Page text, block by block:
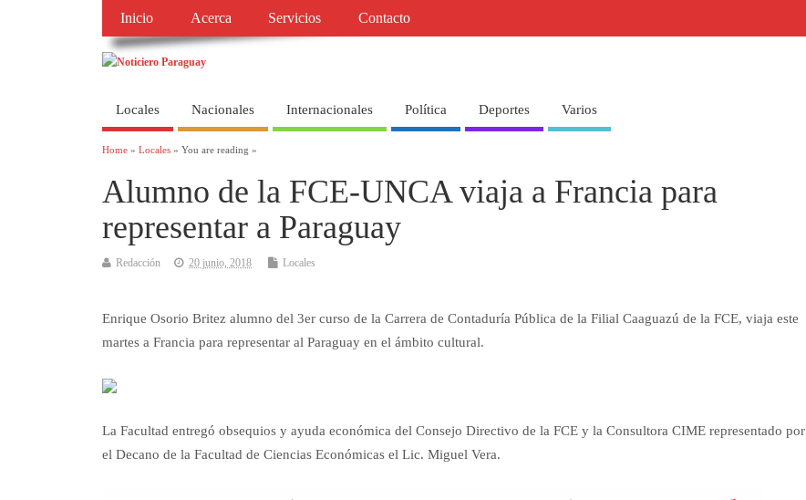
Inicio Acerca Servicios Contacto
Locales Nacionales Internacionales Política Deportes Varios
Home » Locales » You are reading »
Alumno de la FCE-UNCA viaja a Francia para
representar a Paraguay
Redacción 20 junio, 2018 Locales
Enrique Osorio Britez alumno del 3er curso de la Carrera de Contaduría Pública de la Filial Caaguazú de la FCE, viaja este
martes a Francia para representar al Paraguay en el ámbito cultural.
La Facultad entregó obsequios y ayuda económica del Consejo Directivo de la FCE y la Consultora CIME representado por
el Decano de la Facultad de Ciencias Económicas el Lic. Miguel Vera.